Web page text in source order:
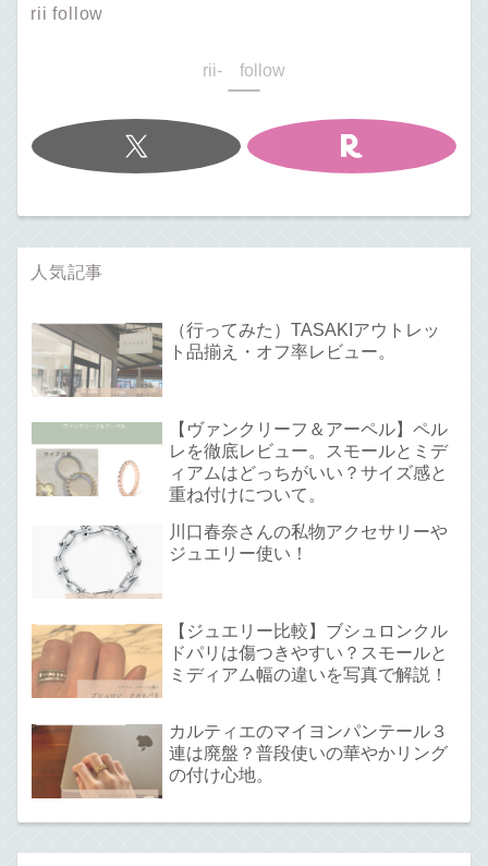
rii follow
rii- follow
人気記事
（行ってみた）TASAKIアウトレッ
ト品揃え・オフ率レビュー。
【ヴァンクリーフ＆アーペル】ペル
レを徹底レビュー。スモールとミデ
ィアムはどっちがいい？サイズ感と
重ね付けについて。
川口春奈さんの私物アクセサリーや
ジュエリー使い！
【ジュエリー比較】ブシュロンクル
ドパリは傷つきやすい？スモールと
ミディアム幅の違いを写真で解説！
カルティエのマイヨンパンテール３
連は廃盤？普段使いの華やかリング
の付け心地。